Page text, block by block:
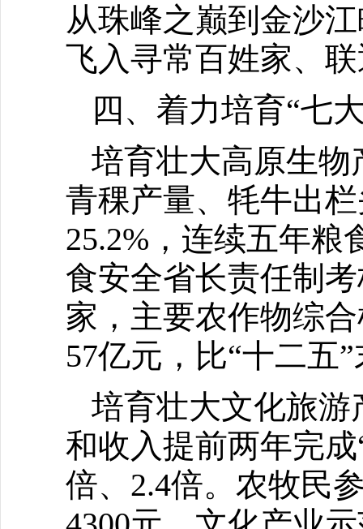
从珠峰之巅到金沙
飞入寻常百姓家、
四、着力培育“七
培育壮大高原生
青稞产量、牦牛出
25.2%，连续五年粮
食安全省长责任制
家，主要农作物综
57亿元，比“十二五
培育壮大文化旅游
和收入提前两年完
倍、2.4倍。农牧民